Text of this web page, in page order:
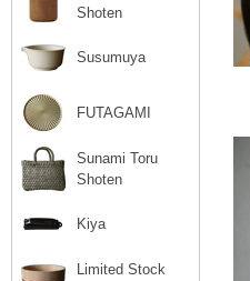
Shoten
Susumuya
FUTAGAMI
Sunami Toru
Shoten
Kiya
Limited Stock